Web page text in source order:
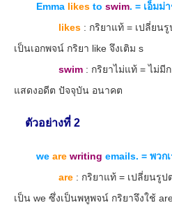
Emma likes to swim. = เอ็มม่
likes : กริยาแท้ = เปลี่ยน
เป็นเอกพจน์ กริยา like จึงเติม s
swim : กริยาไม่แท้ = ไม่มี
แสดงอดีต ปัจจุบัน อนาคต
ตัวอย่างที่ 2
we are writing emails. = พวก
are : กริยาแท้ = เปลี่ยนรู
เป็น we ซึ่งเป็นพหูพจน์ กริยาจึงใช้